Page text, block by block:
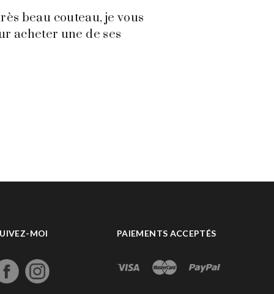
beau couteau, je vous
acheter une de ses
MOI PAIEMENTS ACCEPTÉS